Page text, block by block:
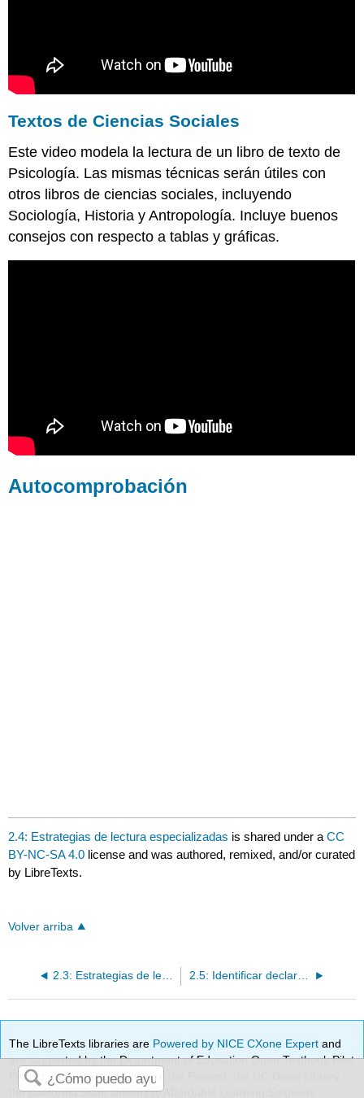
Textos de Ciencias Sociales
Este video modela la lectura de un libro de texto de
Psicología. Las mismas técnicas serán útiles con
otros libros de ciencias sociales, incluyendo
Sociología, Historia y Antropología. Incluye buenos
consejos con respecto a tablas y gráficas.
Autocomprobación
2.4: Estrategias de lectura especializadas is shared under aCC
BY-NC-SA 4.0 license and was authored, remixed, and/or curated
by LibreTexts.
Volver arriba
2.3: Estrategias de lectura 2.5: Identificar declaraciones de tesis
The LibreTexts libraries are Powered by NICE CXone Expertand
are supported by the Department of Education Open Textbook Pilot
Project, the UC Davis Office of the Provost, the UC Davis Library,
the California State University Affordable Learning Solutions